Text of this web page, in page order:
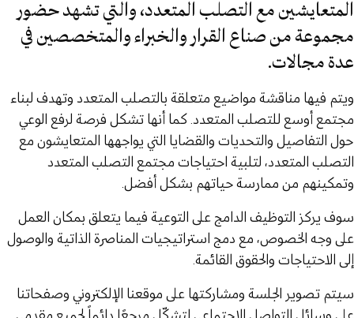
المتعايشين مع التصلب المتعدد، والتي تشهد حضور
مجموعة من صناع القرار والخبراء والمتخصصين في
عدة مجالات.
ويتم فيها مناقشة مواضيع متعلقة بالتصلب المتعدد وتهدف لبناء
مجتمع أوسع للتصلب المتعدد. كما أنها تشكل فرصة لرفع الوعي
حول التفاصيل والتحديات والقضايا التي يواجهها المتعايشون مع
التصلب المتعدد، لتلبية احتياجات مجتمع التصلب المتعدد
وتمكينهم من ممارسة حياتهم بشكل أفضل.
سوف يركز التوظيف الدامج على التوعية فيما يتعلق بمكان العمل
على وجه الخصوص، مع دمج استراتيجيات المناصرة الذاتية والوصول
إلى الاحتياجات والحقوق القائمة.
سيتم تصوير الجلسة ومشاركتها على موقعنا الإلكتروني وصفحاتنا